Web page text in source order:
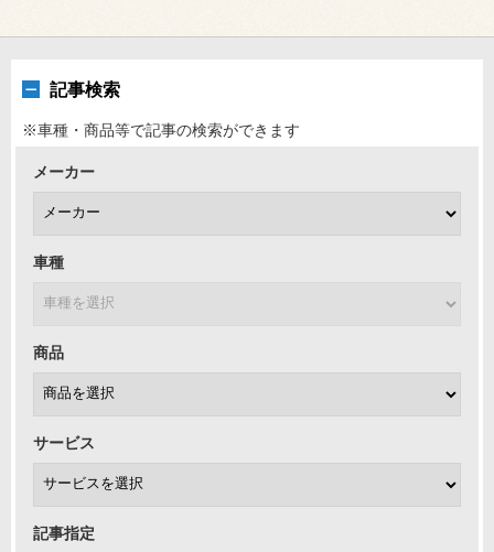
記事検索
※車種・商品等で記事の検索ができます
メーカー
車種
商品
サービス
記事指定